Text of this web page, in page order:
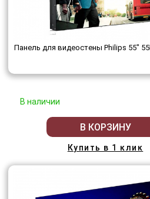
Панель для видеостены Philips 55"
В наличии
В КОРЗИНУ
Купить в 1 клик